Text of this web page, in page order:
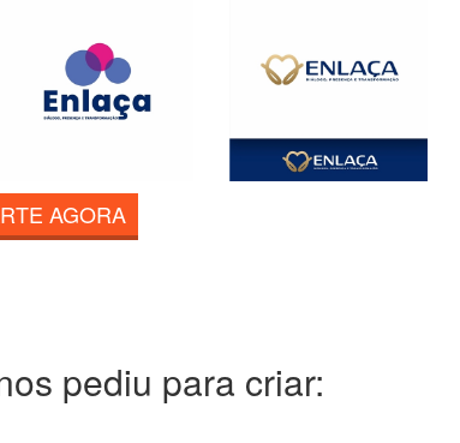
AGORA
pediu para criar: